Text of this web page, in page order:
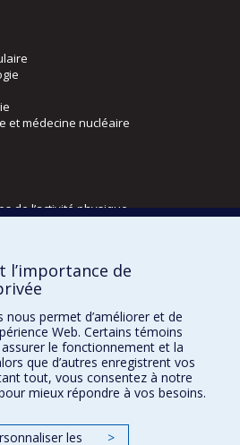
et médecine nucléaire
de l’activité physique
l’importance de
nous permet d’améliorer et de
Web. Certains témoins
le fonctionnement et la
que d’autres enregistrent vos
tout, vous consentez à notre
mieux répondre à vos besoins.
les
>